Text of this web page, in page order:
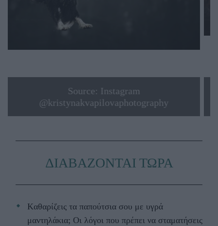
Source: Instagram
@kristynakvapilovaphotography
ΔΙΑΒΑΖΟΝΤΑΙ ΤΩΡΑ
Kαθαρίζεις τα παπούτσια σου με υγρά
μαντηλάκια; Οι λόγοι που πρέπει να σταματήσεις